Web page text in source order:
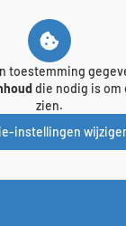
toestemming
die nodig is om
zien.
instellingen